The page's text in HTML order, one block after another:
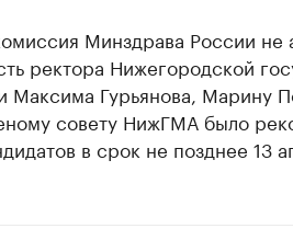
Минздрава России не
ректора Нижегородской
Максима Гурьянова, Марину
совету НижГМА было
в срок не позднее 13